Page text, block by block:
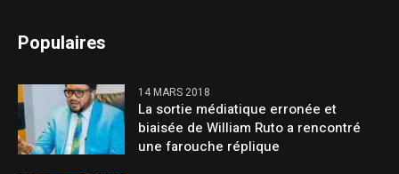
Populaires
14 MARS 2018
La sortie médiatique erronée et
biaisée de William Ruto a rencontré
une farouche réplique